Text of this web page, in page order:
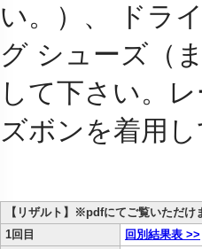
い。）、 ドラ
グ シューズ（
して下さい。
ズボンを着用
【リザルト】※pdfにてご覧いただけ
1回目
回別結果表 >>